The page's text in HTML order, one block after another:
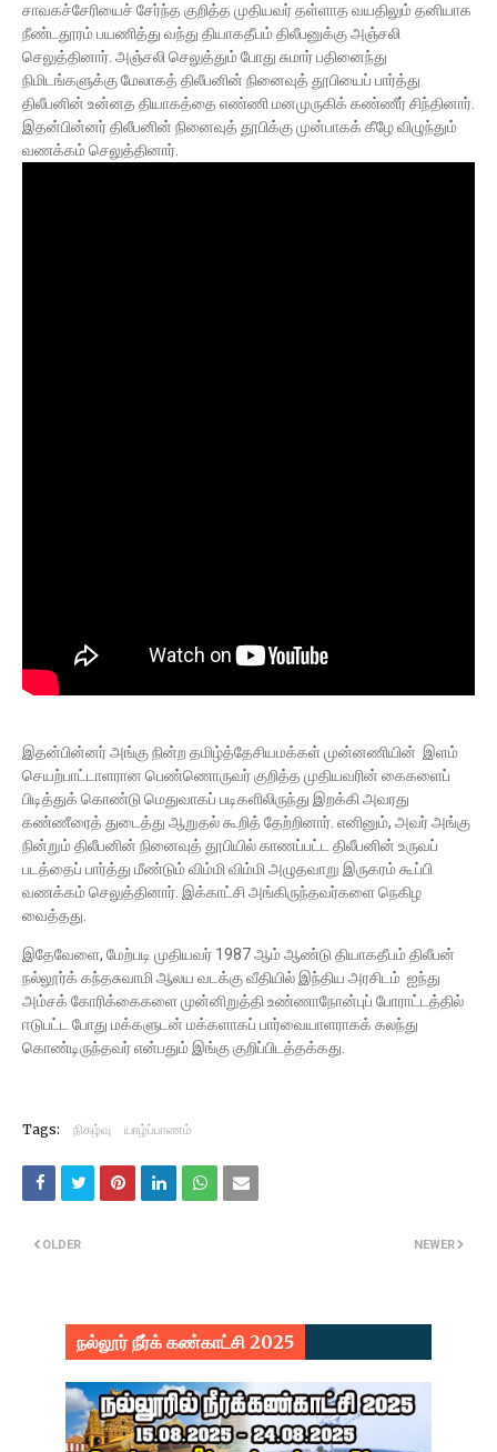
சாவகச்சேரியைச் சேர்ந்த குறித்த முதியவர் தள்ளாத வயதிலும் தனியாக
நீண்டதூரம் பயணித்து வந்து தியாகதீபம் திலீபனுக்கு அஞ்சலி
செலுத்தினார். அஞ்சலி செலுத்தும் போது சுமார் பதினைந்து
நிமிடங்களுக்கு மேலாகத் திலீபனின் நினைவுத் தூபியைப் பார்த்து
திலீபனின் உன்னத தியாகத்தை எண்ணி மனமுருகிக் கண்ணீர் சிந்தினார்.
இதன்பின்னர் திலீபனின் நினைவுத் தூபிக்கு முன்பாகக் கீழே விழுந்தும்
வணக்கம் செலுத்தினார்.
இதன்பின்னர் அங்கு நின்ற தமிழ்த்தேசியமக்கள் முன்னணியின் இளம்
செயற்பாட்டாளரான பெண்ணொருவர் குறித்த முதியவரின் கைகளைப்
பிடித்துக் கொண்டு மெதுவாகப் படிகளிலிருந்து இறக்கி அவரது
கண்ணீரைத் துடைத்து ஆறுதல் கூறித் தேற்றினார். எனினும், அவர் அங்கு
நின்றும் திலீபனின் நினைவுத் தூபியில் காணப்பட்ட திலீபனின் உருவப்
படத்தைப் பார்த்து மீண்டும் விம்மி விம்மி அழுதவாறு இருகரம் கூப்பி
வணக்கம் செலுத்தினார். இக்காட்சி அங்கிருந்தவர்களை நெகிழ
வைத்தது.
இதேவேளை, மேற்படி முதியவர் 1987 ஆம் ஆண்டு தியாகதீபம் திலீபன்
நல்லூர்க் கந்தசுவாமி ஆலய வடக்கு வீதியில் இந்திய அரசிடம் ஐந்து
அம்சக் கோரிக்கைகளை முன்னிறுத்தி உண்ணாநோன்புப் போராட்டத்தில்
ஈடுபட்ட போது மக்களுடன் மக்களாகப் பார்வையாளராகக் கலந்து
கொண்டிருந்தவர் என்பதும் இங்கு குறிப்பிடத்தக்கது.
Tags: நிகழ்வு யாழ்ப்பாணம்
NEWER
OLDER
நல்லூர் நீர்க் கண்காட்சி 2025